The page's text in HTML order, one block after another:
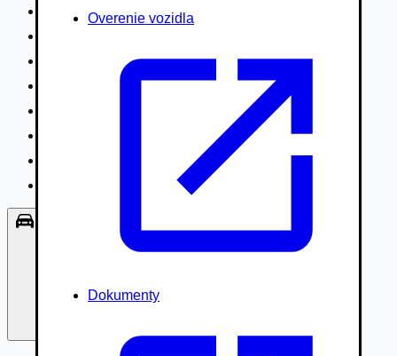
Overenie vozidla
Dokumenty
Hydraulické ruky autožeriavy
Špeciály/nosiče kontajnerov
Návesy/prívesy nadstavby
Lode/člny, lietadlá/vznášadlá
Príslušenstvo, Oblečenie